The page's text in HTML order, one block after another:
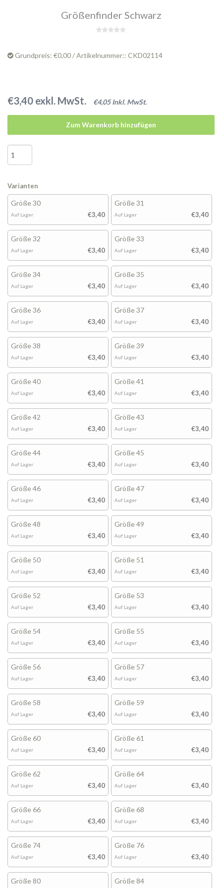
Größenfinder Schwarz
Grundpreis: €0,00 / Artikelnummer:: CKD02114
€3,40 exkl. MwSt. €4,05 Inkl. MwSt.
Zum Warenkorb hinzufügen
Varianten
Größe 30
€3,40
Auf Lager
Größe 31
€3,40
Auf Lager
Größe 32
€3,40
Auf Lager
Größe 33
€3,40
Auf Lager
Größe 34
€3,40
Auf Lager
Größe 35
€3,40
Auf Lager
Größe 36
€3,40
Auf Lager
Größe 37
€3,40
Auf Lager
Größe 38
€3,40
Auf Lager
Größe 39
€3,40
Auf Lager
Größe 40
€3,40
Auf Lager
Größe 41
€3,40
Auf Lager
Größe 42
€3,40
Auf Lager
Größe 43
€3,40
Auf Lager
Größe 44
€3,40
Auf Lager
Größe 45
€3,40
Auf Lager
Größe 46
€3,40
Auf Lager
Größe 47
€3,40
Auf Lager
Größe 48
€3,40
Auf Lager
Größe 49
€3,40
Auf Lager
Größe 50
€3,40
Auf Lager
Größe 51
€3,40
Auf Lager
Größe 52
€3,40
Auf Lager
Größe 53
€3,40
Auf Lager
Größe 54
€3,40
Auf Lager
Größe 55
€3,40
Auf Lager
Größe 56
€3,40
Auf Lager
Größe 57
€3,40
Auf Lager
Größe 58
€3,40
Auf Lager
Größe 59
€3,40
Auf Lager
Größe 60
€3,40
Auf Lager
Größe 61
€3,40
Auf Lager
Größe 62
€3,40
Auf Lager
Größe 64
€3,40
Auf Lager
Größe 66
€3,40
Auf Lager
Größe 68
€3,40
Auf Lager
Größe 74
€3,40
Auf Lager
Größe 76
€3,40
Auf Lager
Größe 80 Größe 84